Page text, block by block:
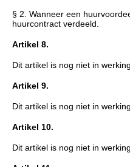
§ 2. Wanneer een
huurcontract verdeeld.
Artikel 8.
Dit artikel is nog niet in
Artikel 9.
Dit artikel is nog niet in
Artikel 10.
Dit artikel is nog niet in